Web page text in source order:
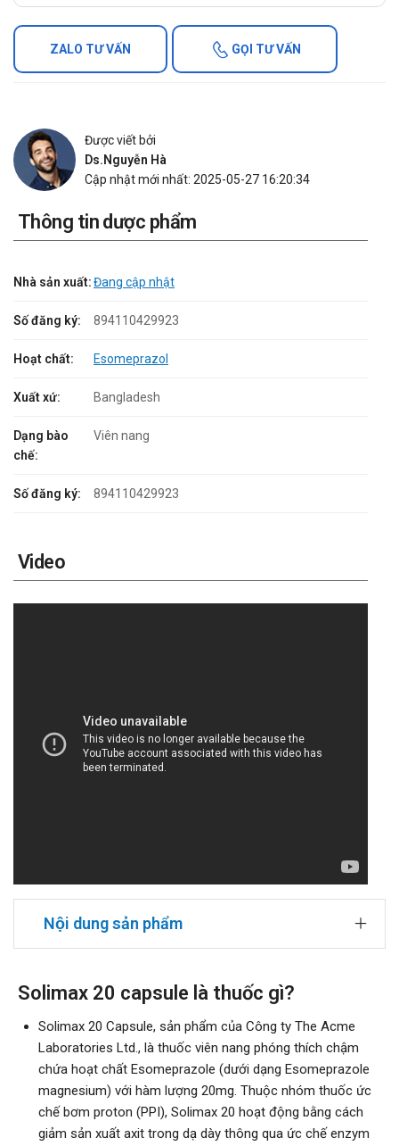
ZALO TƯ VẤN GỌI TƯ VẤN
Được viết bởi
Ds.Nguyễn Hà
Cập nhật mới nhất: 2025-05-27 16:20:34
Thông tin dược phẩm
Nhà sản xuất:Đang cập nhật
Số đăng ký: 894110429923
Hoạt chất: Esomeprazol
Xuất xứ: Bangladesh
Dạng bào
chế:
Viên nang
Số đăng ký: 894110429923
Video
Nội dung sản phẩm
Solimax 20 capsule là thuốc gì?
Solimax 20 Capsule, sản phẩm của Công ty The Acme
Laboratories Ltd., là thuốc viên nang phóng thích chậm
chứa hoạt chất Esomeprazole (dưới dạng Esomeprazole
magnesium) với hàm lượng 20mg. Thuộc nhóm thuốc ức
chế bơm proton (PPI), Solimax 20 hoạt động bằng cách
giảm sản xuất axit trong dạ dày thông qua ức chế enzym